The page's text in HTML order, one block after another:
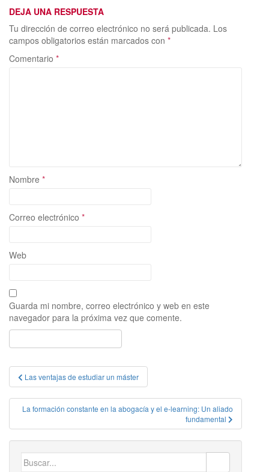
DEJA UNA RESPUESTA
Tu dirección de correo electrónico no será publicada. Los
campos obligatorios están marcados con *
Comentario *
Nombre *
Correo electrónico *
Web
Guarda mi nombre, correo electrónico y web en este
navegador para la próxima vez que comente.
Navegación
de
entradas
Las ventajas de estudiar un máster
La formación constante en la abogacía y el e-learning: Un aliado
fundamental
Buscar: